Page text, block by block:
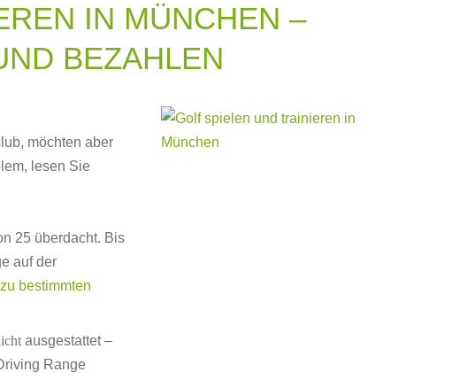
IN MÜNCHEN –
BEZAHLEN
möchten aber
lesen Sie
25 überdacht. Bis
auf der
zu bestimmten
ausgestattet –
Range